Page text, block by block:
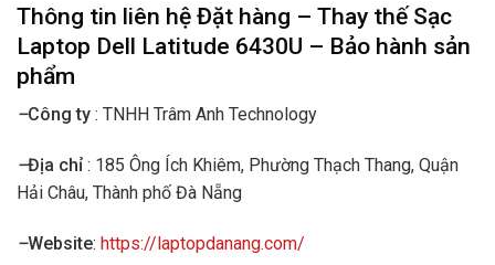
Thông tin liên hệ Đặt hàng – Thay thế Sạc
Laptop Dell Latitude 6430U – Bảo hành sản
phẩm
–Công ty : TNHH Trâm Anh Technology
–Địa chỉ : 185 Ông Ích Khiêm, Phường Thạch Thang, Quận
Hải Châu, Thành phố Đà Nẵng
–Website: https://laptopdanang.com/